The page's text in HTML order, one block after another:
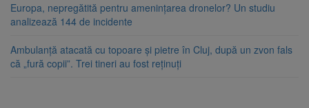
Europa, nepregătită pentru amenințarea dronelor? Un studiu
analizează 144 de incidente
Ambulanță atacată cu topoare și pietre în Cluj, după un zvon fals
că „fură copii”. Trei tineri au fost reținuți